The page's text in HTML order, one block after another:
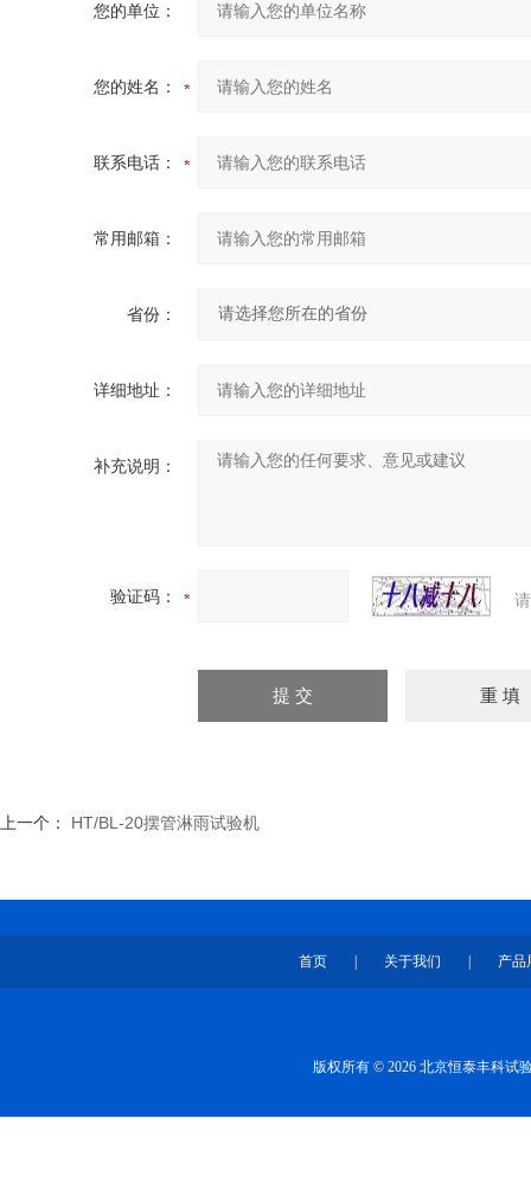
您的单位：
您的姓名：
联系电话：
常用邮箱：
省份：
详细地址：
补充说明：
验证码：
上一个： HT/BL-20摆管淋雨试验机
首页 关于我们 产品
版权所有 © 2026 北京恒泰丰科试